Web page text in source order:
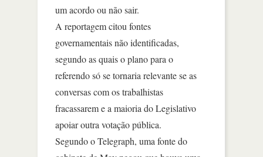
um acordo ou não sair.
A reportagem citou fontes
governamentais não identificadas,
segundo as quais o plano para o
referendo só se tornaria relevante se as
conversas com os trabalhistas
fracassarem e a maioria do Legislativo
apoiar outra votação pública.
Segundo o Telegraph, uma fonte do